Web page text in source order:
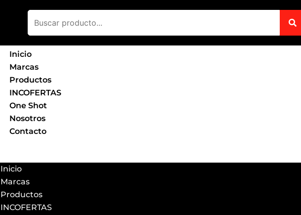
Inicio
Marcas
Productos
INCOFERTAS
One Shot
Nosotros
Contacto
Inicio
Marcas
Productos
INCOFERTAS